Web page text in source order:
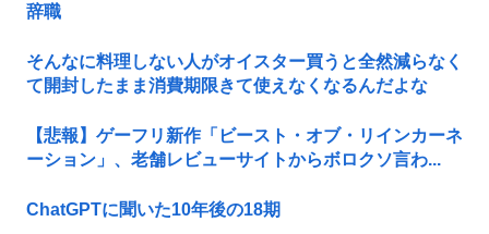
辞職
そんなに料理しない人がオイスター買うと全然減らなく
て開封したまま消費期限きて使えなくなるんだよな
【悲報】ゲーフリ新作「ビースト・オブ・リインカーネ
ーション」、老舗レビューサイトからボロクソ言わ...
ChatGPTに聞いた10年後の18期